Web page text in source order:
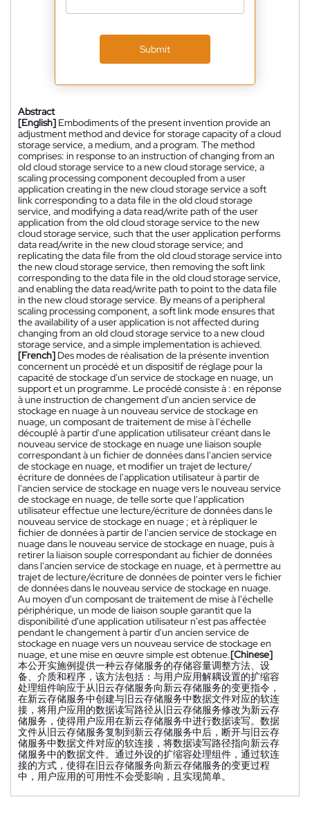
Submit
Abstract
[English] Embodiments of the present invention provide an
adjustment method and device for storage capacity of a cloud
storage service, a medium, and a program. The method
comprises: in response to an instruction of changing from an
old cloud storage service to a new cloud storage service, a
scaling processing component decoupled from a user
application creating in the new cloud storage service a soft
link corresponding to a data file in the old cloud storage
service, and modifying a data read/write path of the user
application from the old cloud storage service to the new
cloud storage service, such that the user application performs
data read/write in the new cloud storage service; and
replicating the data file from the old cloud storage service into
the new cloud storage service, then removing the soft link
corresponding to the data file in the old cloud storage service,
and enabling the data read/write path to point to the data file
in the new cloud storage service. By means of a peripheral
scaling processing component, a soft link mode ensures that
the availability of a user application is not affected during
changing from an old cloud storage service to a new cloud
storage service, and a simple implementation is achieved.
[French] Des modes de réalisation de la présente invention
concernent un procédé et un dispositif de réglage pour la
capacité de stockage d'un service de stockage en nuage, un
support et un programme. Le procédé consiste à : en réponse
à une instruction de changement d'un ancien service de
stockage en nuage à un nouveau service de stockage en
nuage, un composant de traitement de mise à l'échelle
découplé à partir d'une application utilisateur créant dans le
nouveau service de stockage en nuage une liaison souple
correspondant à un fichier de données dans l'ancien service
de stockage en nuage, et modifier un trajet de lecture/
écriture de données de l'application utilisateur à partir de
l'ancien service de stockage en nuage vers le nouveau service
de stockage en nuage, de telle sorte que l'application
utilisateur effectue une lecture/écriture de données dans le
nouveau service de stockage en nuage ; et à répliquer le
fichier de données à partir de l'ancien service de stockage en
nuage dans le nouveau service de stockage en nuage, puis à
retirer la liaison souple correspondant au fichier de données
dans l'ancien service de stockage en nuage, et à permettre au
trajet de lecture/écriture de données de pointer vers le fichier
de données dans le nouveau service de stockage en nuage.
Au moyen d'un composant de traitement de mise à l'échelle
périphérique, un mode de liaison souple garantit que la
disponibilité d'une application utilisateur n'est pas affectée
pendant le changement à partir d'un ancien service de
stockage en nuage vers un nouveau service de stockage en
nuage, et une mise en œuvre simple est obtenue.[Chinese]
本公开实施例提供一种云存储服务的存储容量调整方法、设
备、介质和程序，该方法包括：与用户应用解耦设置的扩缩容
处理组件响应于从旧云存储服务向新云存储服务的变更指令，
在新云存储服务中创建与旧云存储服务中数据文件对应的软连
接，将用户应用的数据读写路径从旧云存储服务修改为新云存
储服务，使得用户应用在新云存储服务中进行数据读写。数据
文件从旧云存储服务复制到新云存储服务中后，断开与旧云存
储服务中数据文件对应的软连接，将数据读写路径指向新云存
储服务中的数据文件。通过外设的扩缩容处理组件，通过软连
接的方式，使得在旧云存储服务向新云存储服务的变更过程
中，用户应用的可用性不会受影响，且实现简单。